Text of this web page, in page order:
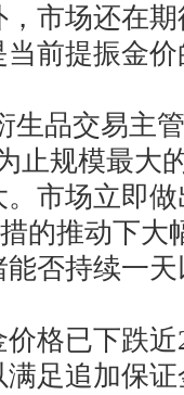
市场还在
前提振金
品交易主管
止规模最大
市场立即
的推动下大
否持续一天
已下跌近
足追加保